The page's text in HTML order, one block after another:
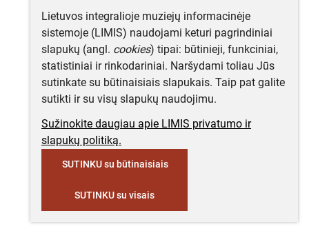
Lietuvos integralioje muziejų informacinėje
sistemoje (LIMIS) naudojami keturi pagrindiniai
slapukų (angl. cookies) tipai: būtinieji, funkciniai,
statistiniai ir rinkodariniai. Naršydami toliau Jūs
sutinkate su būtinaisiais slapukais. Taip pat galite
sutikti ir su visų slapukų naudojimu.
Sužinokite daugiau apie LIMIS privatumo ir
slapukų politiką.
SUTINKU su būtinaisiais
SUTINKU su visais